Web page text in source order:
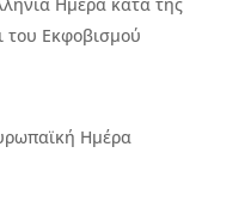
του Εκφοβισμού
Ημέρα